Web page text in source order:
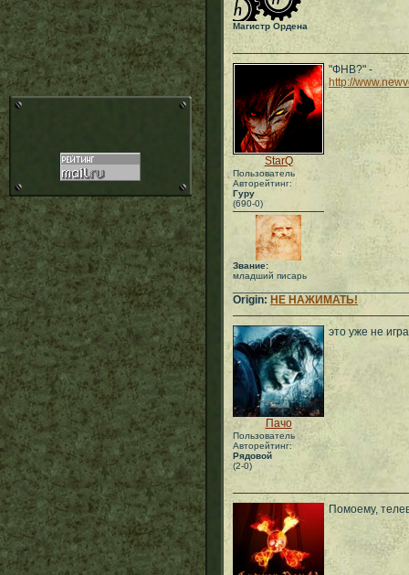
Магистр Ордена
StarQ
Пользователь
Авторейтинг:
Гуру
(690-0)
Звание:
младший писарь
"ФНВ?" -
http://
Origin: НЕ НАЖИМАТЬ!
Пачо
Пользователь
Авторейтинг:
Рядовой
(2-0)
это уже не
Помоему,